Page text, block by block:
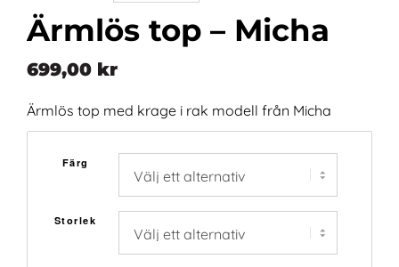
Ärmlös top – Micha
699,00 kr
Ärmlös top med krage i rak modell från Micha
Färg
Storlek